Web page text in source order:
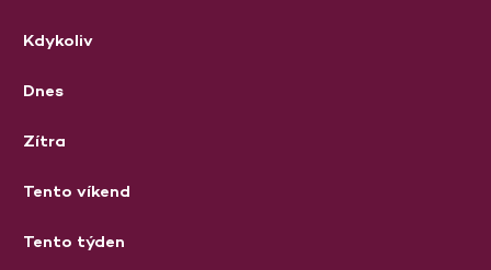
Kdykoliv
Dnes
Zítra
Tento víkend
Tento týden